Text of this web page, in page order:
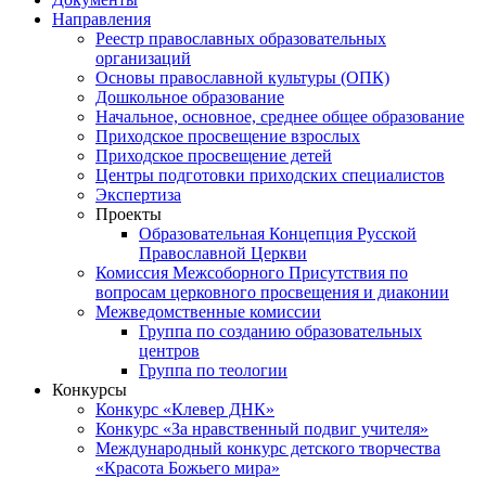
Направления
Реестр православных образовательных
организаций
Основы православной культуры (ОПК)
Дошкольное образование
Начальное, основное, среднее общее образование
Приходское просвещение взрослых
Приходское просвещение детей
Центры подготовки приходских специалистов
Экспертиза
Проекты
Образовательная Концепция Русской
Православной Церкви
Комиссия Межсоборного Присутствия по
вопросам церковного просвещения и диаконии
Межведомственные комиссии
Группа по созданию образовательных
центров
Группа по теологии
Конкурсы
Конкурс «Клевер ДНК»
Конкурс «За нравственный подвиг учителя»
Международный конкурс детского творчества
«Красота Божьего мира»